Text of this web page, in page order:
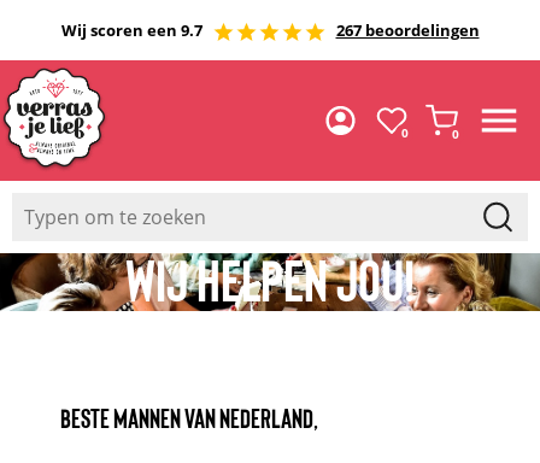
Wij scoren een 9.7 267 beoordelingen
0 0
WIJ HELPEN JOU!
BESTE MANNEN VAN NEDERLAND,